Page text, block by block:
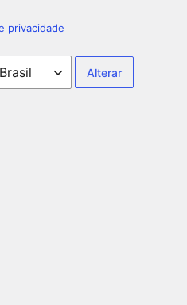
privacidade